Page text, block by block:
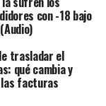
con -18 bajo
trasladar el
qué cambia y
las facturas